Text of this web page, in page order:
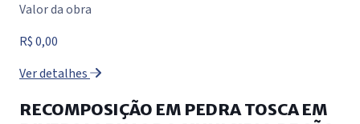
Valor da obra
R$ 0,00
Ver detalhes
RECOMPOSIÇÃO EM PEDRA TOSCA EM